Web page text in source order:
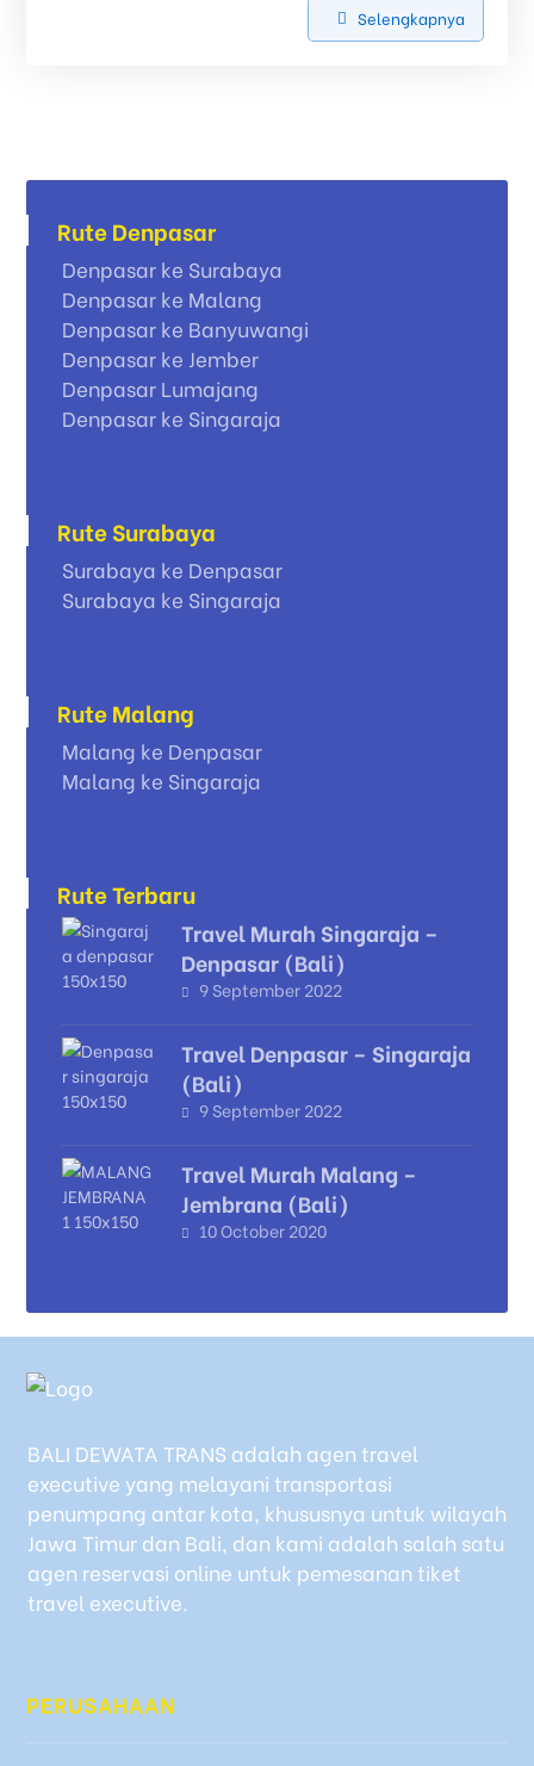
Selengkapnya
Rute Denpasar
Denpasar ke Surabaya
Denpasar ke Malang
Denpasar ke Banyuwangi
Denpasar ke Jember
Denpasar Lumajang
Denpasar ke Singaraja
Rute Surabaya
Surabaya ke Denpasar
Surabaya ke Singaraja
Rute Malang
Malang ke Denpasar
Malang ke Singaraja
Rute Terbaru
Travel Murah Singaraja –
Denpasar (Bali)
9 September 2022
Travel Denpasar – Singaraja
(Bali)
9 September 2022
Travel Murah Malang –
Jembrana (Bali)
10 October 2020
BALI DEWATA TRANS adalah agen travel
executive yang melayani transportasi
penumpang antar kota, khususnya untuk wilayah
Jawa Timur dan Bali, dan kami adalah salah satu
agen reservasi online untuk pemesanan tiket
travel executive.
PERUSAHAAN